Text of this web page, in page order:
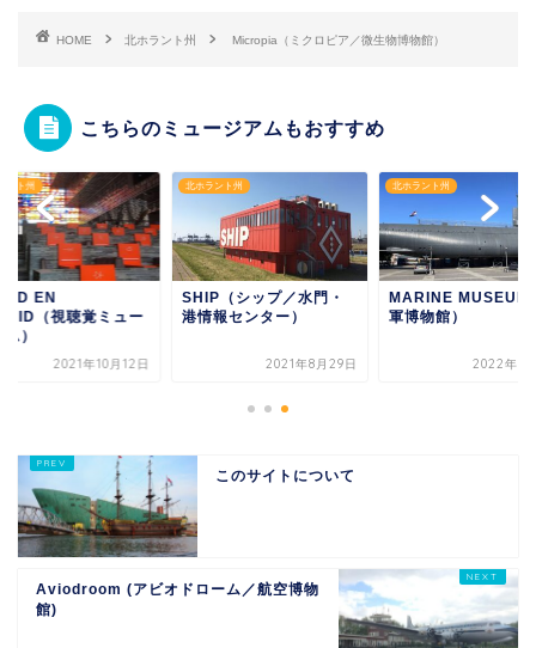
HOME 北ホラント州 Micropia（ミクロピア／微生物博物館）
こちらのミュージアムもおすすめ
ント州
EN
（視聴覚ミュー
）
2021年10月12日
北ホラント州
SHIP（シップ／水門・
港情報センター）
2021年8月29日
北ホラント州
MARINE MUSEUM
軍博物館）
2022年8
このサイトについて
Aviodroom (アビオドローム／航空博物
館)